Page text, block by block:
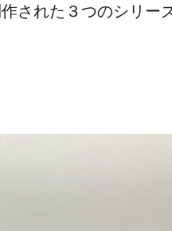
された３つのシリー